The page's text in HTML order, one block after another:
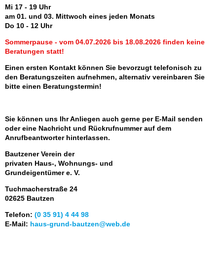
Mi 17 - 19 Uhr
am 01. und 03. Mittwoch eines jeden Monats
Do 10 - 12 Uhr
Sommerpause - vom 04.07.2026 bis 18.08.2026 finden keine
Beratungen statt!
Einen ersten Kontakt können Sie bevorzugt telefonisch zu
den Beratungszeiten aufnehmen, alternativ vereinbaren Sie
bitte einen Beratungstermin!
Sie können uns Ihr Anliegen auch gerne per E-Mail senden
oder eine Nachricht und Rückrufnummer auf dem
Anrufbeantworter hinterlassen.
Bautzener Verein der
privaten Haus-, Wohnungs- und
Grundeigentümer e. V.
Tuchmacherstraße 24
02625 Bautzen
Telefon: (0 35 91) 4 44 98
E-Mail: haus-grund-bautzen@web.de